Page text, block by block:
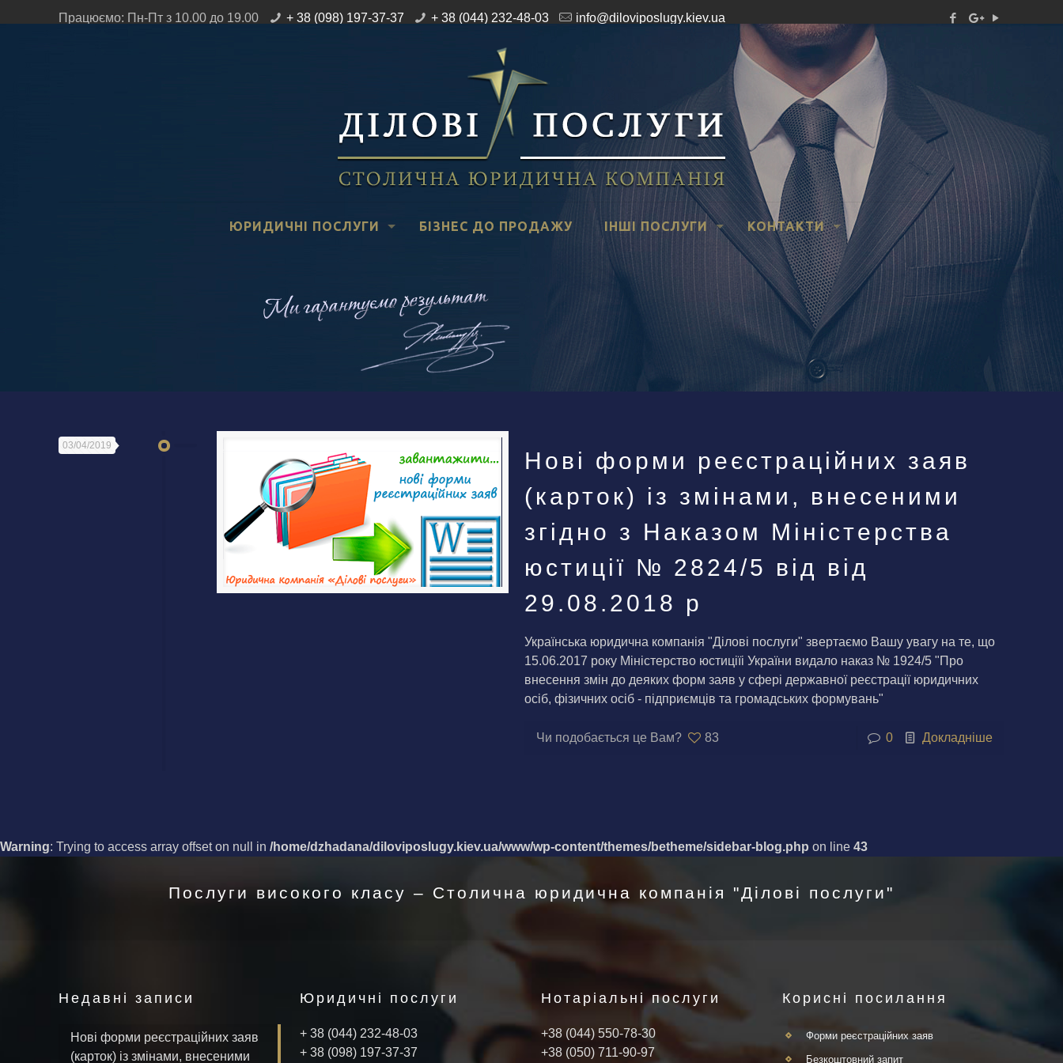
Працюємо: Пн-Пт з 10.00 до 19.00 + 38 (098) 197-37-37 + 38 (044) 232-48-03 info@diloviposlugy.kiev.ua
ЮРИДИЧНІ ПОСЛУГИ БІЗНЕС ДО ПРОДАЖУ ІНШІ ПОСЛУГИ КОНТАКТИ
03/04/2019
Нові форми реєстраційних заяв
(карток) із змінами, внесеними
згідно з Наказом Міністерства
юстиції № 2824/5 від від
29.08.2018 р
Українська юридична компанія "Ділові послуги" звертаємо Вашу увагу на те, що
15.06.2017 року Міністерство юстиціїі України видало наказ № 1924/5 "Про
внесення змін до деяких форм заяв у сфері державної реєстрації юридичних
осіб, фізичних осіб - підприємців та громадських формувань"
Чи подобається це Вам? 83 0 Докладніше
Warning: Trying to access array offset on null in /home/dzhadana/diloviposlugy.kiev.ua/www/wp-content/themes/betheme/sidebar-blog.php on line 43
Послуги високого класу – Столична юридична компанія "Ділові послуги"
Недавні записи
Нові форми реєстраційних заяв
(карток) із змінами, внесеними
Юридичні послуги
+ 38 (044) 232-48-03
+ 38 (098) 197-37-37
Нотаріальні послуги
+38 (044) 550-78-30
+38 (050) 711-90-97
Корисні посилання
Форми реєстраційних заяв
Безкоштовний запит